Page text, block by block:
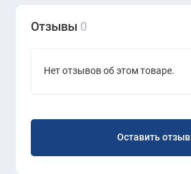
Отзывы 0
Нет отзывов об этом товаре.
Оставить отзыв